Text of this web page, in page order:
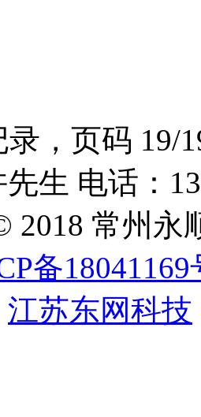
录，页码 19/
生 电话：
2018 常州
备18041169
江苏东网科技